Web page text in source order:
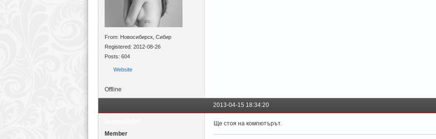
From: Новосибирск, Сибир
Registered: 2012-08-26
Posts: 604
Website
Offline
2013-04-15 18:34:20
Member
Ще стоя на компютърът.